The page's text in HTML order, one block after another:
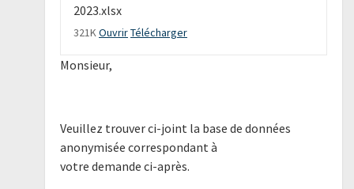
2023.xlsx
321K OuvrirTélécharger
Monsieur,
Veuillez trouver ci-joint la base de données
anonymisée correspondant à
votre demande ci-après.